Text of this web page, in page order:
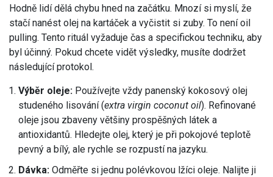
Hodně lidí dělá chybu hned na začátku. Mnozí si myslí, že
stačí nanést olej na kartáček a vyčistit si zuby. To není oil
pulling. Tento rituál vyžaduje čas a specifickou techniku, aby
byl účinný. Pokud chcete vidět výsledky, musíte dodržet
následující protokol.
Výběr oleje: Používejte vždy panenský kokosový olej
studeného lisování (extra virgin coconut oil). Refinované
oleje jsou zbaveny většiny prospěšných látek a
antioxidantů. Hledejte olej, který je při pokojové teplotě
pevný a bílý, ale rychle se rozpustí na jazyku.
Dávka: Odměřte si jednu polévkovou lžíci oleje. Nalijte ji